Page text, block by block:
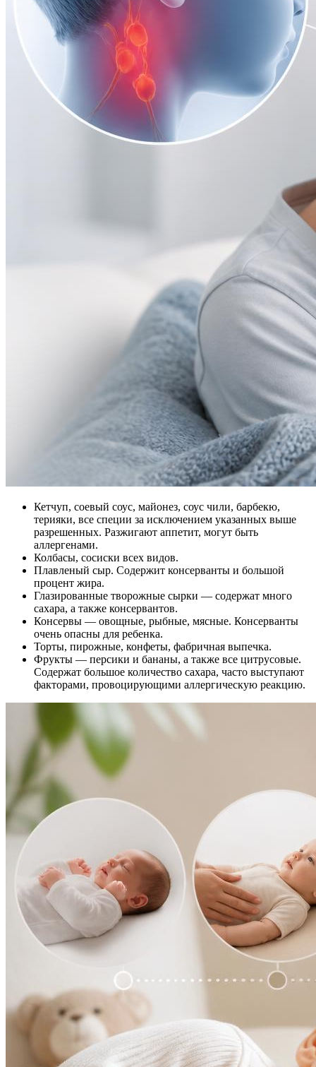
Кетчуп, соевый соус, майонез, соус чили, барбекю,
терияки, все специи за исключением указанных выше
разрешенных. Разжигают аппетит, могут быть
аллергенами.
Колбасы, сосиски всех видов.
Плавленый сыр. Содержит консерванты и большой
процент жира.
Глазированные творожные сырки — содержат много
сахара, а также консервантов.
Консервы — овощные, рыбные, мясные. Консерванты
очень опасны для ребенка.
Торты, пирожные, конфеты, фабричная выпечка.
Фрукты — персики и бананы, а также все цитрусовые.
Содержат большое количество сахара, часто выступают
факторами, провоцирующими аллергическую реакцию.